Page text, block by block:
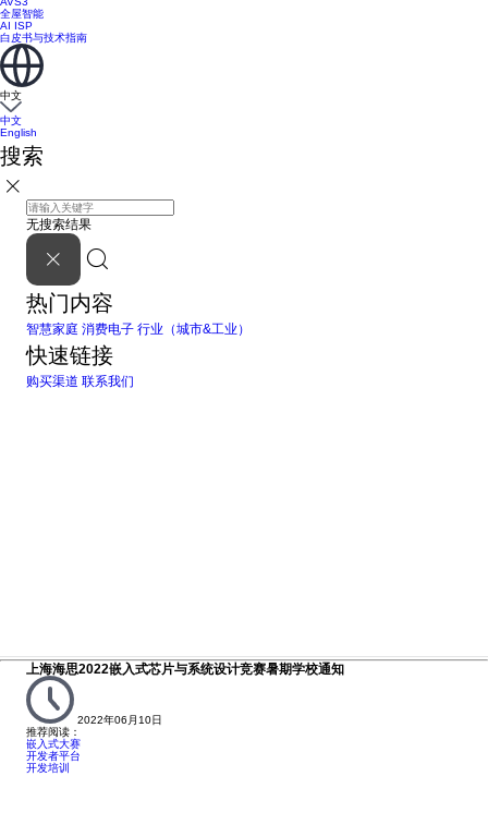
全屋智能
AI ISP
白皮书与技术指南
中文
中文
English
搜索
无搜索结果
热门内容
智慧家庭 消费电子 行业（城市&工业）
快速链接
购买渠道 联系我们
上海海思2022嵌入式芯片与系统设计竞赛暑期学校通知
2022年06月10日
推荐阅读：
嵌入式大赛
开发者平台
开发培训